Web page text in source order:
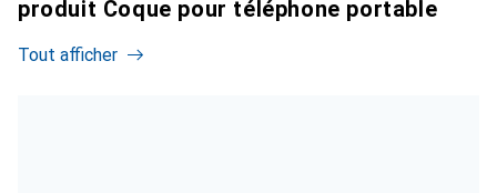
produit Coque pour téléphone portable
Tout afficher